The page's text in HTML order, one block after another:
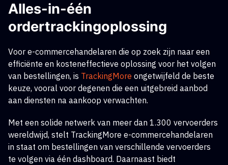
Alles-in-één
ordertrackingoplossing
Voor e-commercehandelaren die op zoek zijn naar een
efficiënte en kosteneffectieve oplossing voor het volgen
van bestellingen, is TrackingMore ongetwijfeld de beste
keuze, vooral voor degenen die een uitgebreid aanbod
aan diensten na aankoop verwachten.
Met een solide netwerk van meer dan 1.300 vervoerders
wereldwijd, stelt TrackingMore e-commercehandelaren
in staat om bestellingen van verschillende vervoerders
te volgen via één dashboard. Daarnaast biedt